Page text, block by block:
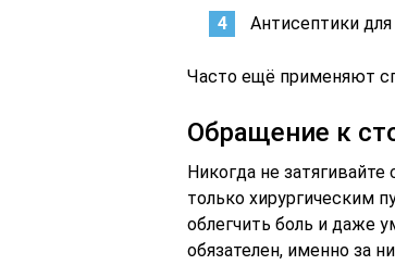
Антисептики
Часто ещё применяют
Обращение к
Никогда не
только хирургическим
облегчить боль и даже
обязателен, именно за